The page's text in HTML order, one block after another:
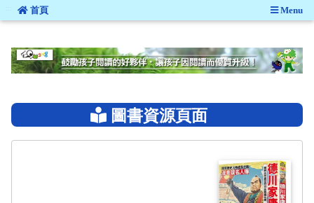
::: 首頁 Menu
圖書資源頁面